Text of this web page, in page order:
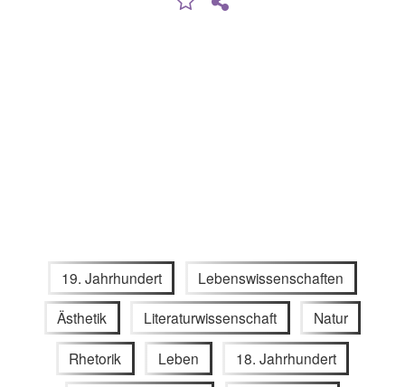
19. Jahrhundert Lebenswissenschaften
Ästhetik Literaturwissenschaft Natur
Rhetorik Leben 18. Jahrhundert